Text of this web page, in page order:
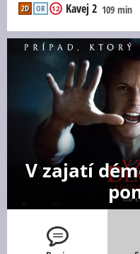
Kavej 2 109 min
2D OR 12
V zajatí